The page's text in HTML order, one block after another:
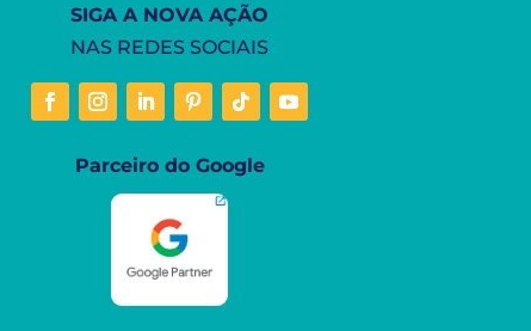
SIGA A NOVA AÇÃO
NAS REDES SOCIAIS
Parceiro do Google